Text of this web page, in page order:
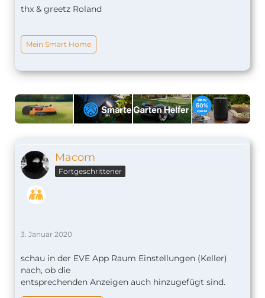
thx & greetz Roland
Mein Smart Home
Macom
Fortgeschrittener
3. Januar 2020
schau in der EVE App Raum Einstellungen (Keller)
nach, ob die
entsprechenden Anzeigen auch hinzugefügt sind.